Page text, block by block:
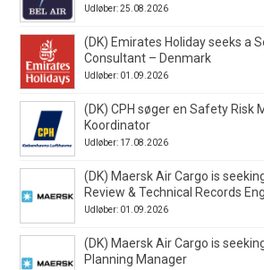
Udløber: 25.08.2026
(DK) Emirates Holiday seeks a
Consultant – Denmark
Udløber: 01.09.2026
(DK) CPH søger en Safety Risk
Koordinator
Udløber: 17.08.2026
(DK) Maersk Air Cargo is
Review & Technical Records
Udløber: 01.09.2026
(DK) Maersk Air Cargo is
Planning Manager